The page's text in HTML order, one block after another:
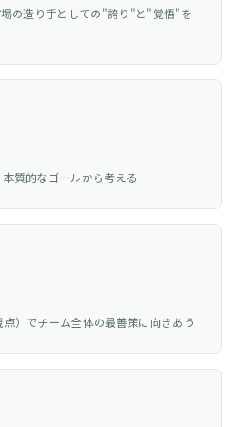
の造り手としての"誇り"と"覚悟"を
質的なゴールから考える
）でチーム全体の最善策に向きあう